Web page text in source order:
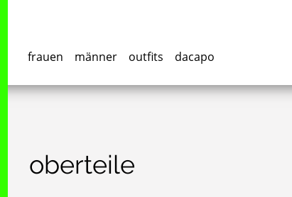
frauen männer outfits dacapo
oberteile